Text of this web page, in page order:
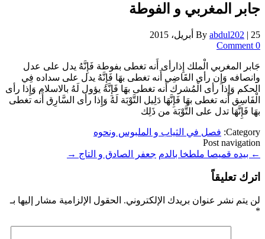
جابر المغربي و الفوطة
By abdul202 | 25 أبريل، 2015
0 Comment
جَابر المغربي الْملك إِذارأى أَنه تغطى بفوطة فَإِنَّهُ يدل على عدل
وانصافه وَإِن رأى القَاضِي أَنه تغطى بهَا فَإِنَّهُ يدل على سداده فِي
الحكم وَإِذا رأى الْمُشرك أَنه تغطى بهَا فَإِنَّهُ يؤول لَهُ بالاسلام وَإِذا رأى
الْفَاسِق أَنه تغطى بهَا فَإِنَّهَا دَلِيل التَّوْبَة لَهُ وَإِذا رأى السَّارِق أَنه تغطى
بهَا فَإِنَّهَا تدل على التَّوْبَة من ذَلِك
Category: فصل في الثياب و الملبوس ونحوه
Post navigation
← بيده قميصا ملطخا بالدم جعفر الصادق و التاج →
اترك تعليقاً
لن يتم نشر عنوان بريدك الإلكتروني. الحقول الإلزامية مشار إليها بـ
*